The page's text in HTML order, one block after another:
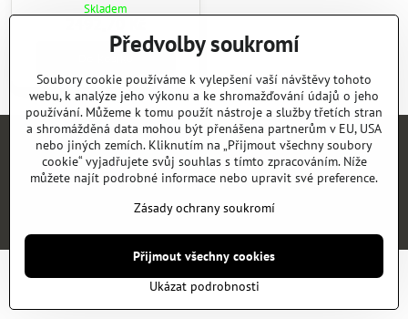
Skladem
ÚvodE-SHOPKATALOGYNEWSKONTAKT REFERENCE
Předvolby soukromíZásady ochrany soukromí
Předvolby soukromí
Soubory cookie používáme k vylepšení vaší návštěvy tohoto
webu, k analýze jeho výkonu a ke shromažďování údajů o jeho
používání. Můžeme k tomu použít nástroje a služby třetích stran
a shromážděná data mohou být přenášena partnerům v EU, USA
nebo jiných zemích. Kliknutím na „Přijmout všechny soubory
cookie“ vyjadřujete svůj souhlas s tímto zpracováním. Níže
můžete najít podrobné informace nebo upravit své preference.
Zásady ochrany soukromí
Ukázat podrobnosti
Přijmout všechny cookies